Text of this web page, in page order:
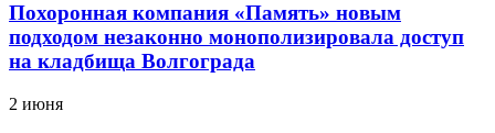
Похоронная компания «Память» новым
подходом незаконно монополизировала доступ
на кладбища Волгограда
2 июня